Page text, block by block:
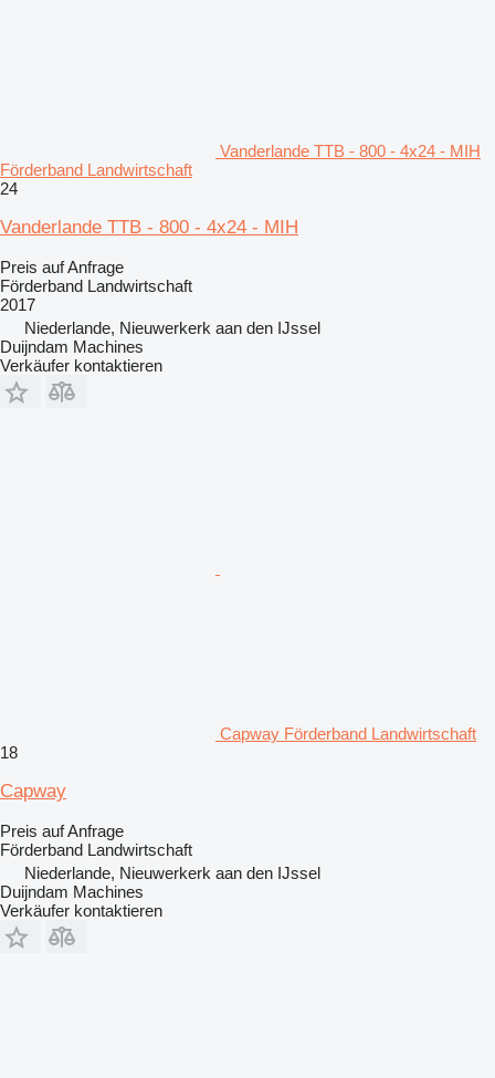
Vanderlande TTB - 800 - 4x24 - MIH
Förderband Landwirtschaft
24
Vanderlande TTB - 800 - 4x24 - MIH
Preis auf Anfrage
Förderband Landwirtschaft
2017
Niederlande, Nieuwerkerk aan den IJssel
Duijndam Machines
Verkäufer kontaktieren
Capway Förderband Landwirtschaft
18
Capway
Preis auf Anfrage
Förderband Landwirtschaft
Niederlande, Nieuwerkerk aan den IJssel
Duijndam Machines
Verkäufer kontaktieren